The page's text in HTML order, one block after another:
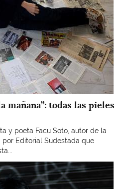
mañana”: todas las pieles
y poeta Facu Soto, autor de la
Editorial Sudestada que